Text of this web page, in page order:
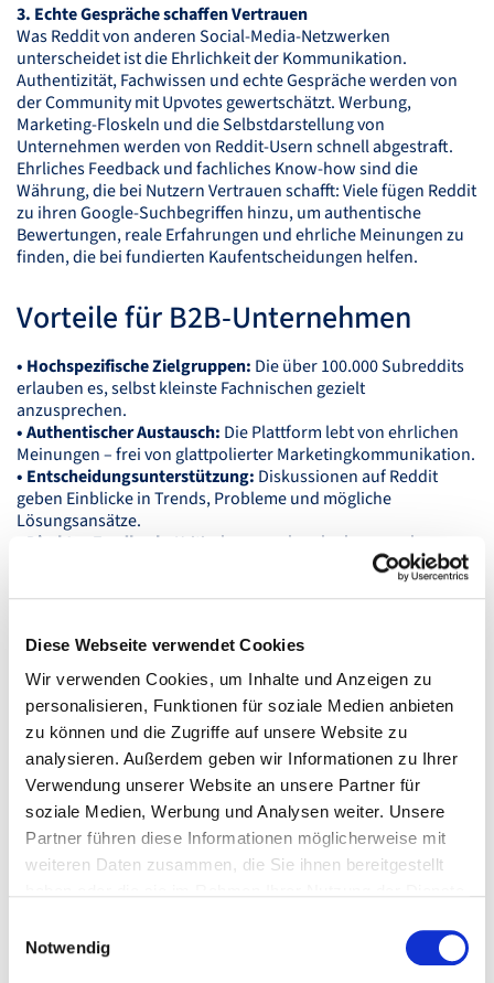
Diese Webseite verwendet Cookies
Wir verwenden Cookies, um Inhalte und Anzeigen zu
personalisieren, Funktionen für soziale Medien anbieten
zu können und die Zugriffe auf unsere Website zu
analysieren. Außerdem geben wir Informationen zu Ihrer
Verwendung unserer Website an unsere Partner für
soziale Medien, Werbung und Analysen weiter. Unsere
Partner führen diese Informationen möglicherweise mit
weiteren Daten zusammen, die Sie ihnen bereitgestellt
Notwendig
3. Echte Gespräche schaffen Vertrauen
Was Reddit von anderen Social-Media-Netzwerken
unterscheidet ist die Ehrlichkeit der Kommunikation.
Authentizität, Fachwissen und echte Gespräche werden von
der Community mit Upvotes gewertschätzt. Werbung,
Marketing-Floskeln und die Selbstdarstellung von
Unternehmen werden von Reddit-Usern schnell abgestraft.
Ehrliches Feedback und fachliches Know-how sind die
Währung, die bei Nutzern Vertrauen schafft: Viele fügen Reddit
zu ihren Google-Suchbegriffen hinzu, um authentische
Bewertungen, reale Erfahrungen und ehrliche Meinungen zu
finden, die bei fundierten Kaufentscheidungen helfen.
Vorteile für B2B-Unternehmen
• Hochspezifische Zielgruppen: Die über 100.000 Subreddits
erlauben es, selbst kleinste Fachnischen gezielt
anzusprechen.
• Authentischer Austausch: Die Plattform lebt von ehrlichen
Meinungen – frei von glattpolierter Marketingkommunikation.
• Entscheidungsunterstützung: Diskussionen auf Reddit
geben Einblicke in Trends, Probleme und mögliche
Lösungsansätze.
• Direktes Feedback:
Kritische, manchmal schonungslose,
Diskussionen einbringen – und erreichen dort ein relevantes
Publikum.
• Expert:innen-Positionierung:Wer sich konstruktiv und
kompetent beteiligt, wird als glaubwürdige Stimme
wahrgenommen.
So gelingt der Einstieg
Reddit lebt von echtem Engagement, wer hier erfolgreich sein
will, muss strategisch und immer mit Blick auf den
Schritt 1– Social Listening: Bevor Sie posten, beobachten Sie